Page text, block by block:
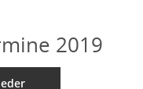
2019